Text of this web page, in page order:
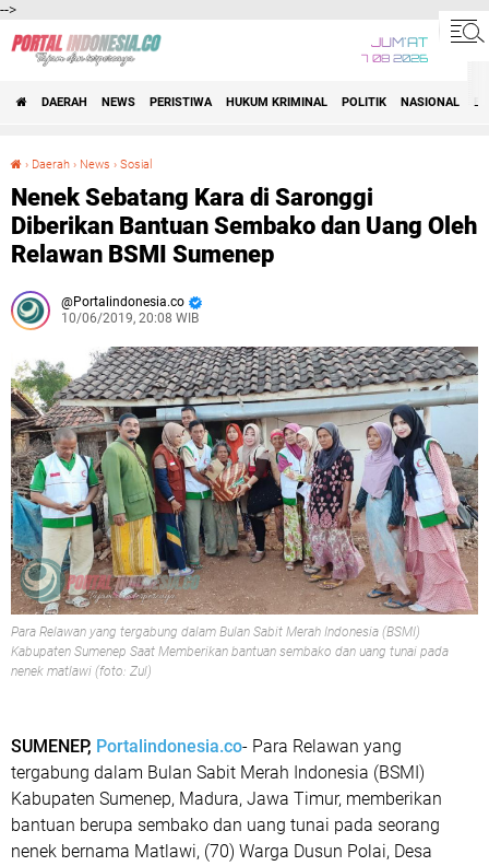
-->
JUM'AT
7 08 2026
DAERAH NEWS PERISTIWA HUKUM KRIMINAL POLITIK NASIONAL
› Daerah › News › Sosial
Nenek Sebatang Kara di Saronggi
Diberikan Bantuan Sembako dan Uang Oleh
Relawan BSMI Sumenep
Portalindonesia.co
10/06/2019, 20:08 WIB
Para Relawan yang tergabung dalam Bulan Sabit Merah Indonesia (BSMI)
Kabupaten Sumenep Saat Memberikan bantuan sembako dan uang tunai pada
nenek matlawi (foto: Zul)
SUMENEP, Portalindonesia.co- Para Relawan yang
tergabung dalam Bulan Sabit Merah Indonesia (BSMI)
Kabupaten Sumenep, Madura, Jawa Timur, memberikan
bantuan berupa sembako dan uang tunai pada seorang
nenek bernama Matlawi, (70) Warga Dusun Polai, Desa